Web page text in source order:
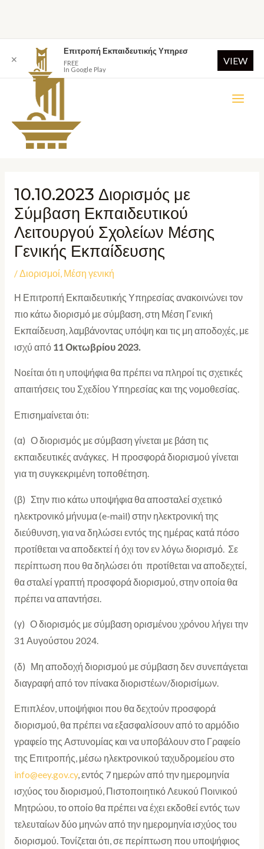
10.10.2023 Διορισμός με
Σύμβαση Εκπαιδευτικού
Λειτουργού Σχολείων Μέσης
Γενικής Εκπαίδευσης
/Διορισμοί, Μέση γενική
Η Επιτροπή Εκπαιδευτικής Υπηρεσίας ανακοινώνει τον
πιο κάτω διορισμό με σύμβαση, στη Μέση Γενική
Εκπαίδευση, λαμβάνοντας υπόψη και τις μη αποδοχές, με
ισχύ από 11 Οκτωβρίου 2023.
Νοείται ότι η υποψήφια θα πρέπει να πληροί τις σχετικές
απαιτήσεις του Σχεδίου Υπηρεσίας και της νομοθεσίας.
Επισημαίνεται ότι:
(α) Ο διορισμός με σύμβαση γίνεται με βάση τις
εκπαιδευτικές ανάγκες. Η προσφορά διορισμού γίνεται
για τη συγκεκριμένη τοποθέτηση.
(β) Στην πιο κάτω υποψήφια θα αποσταλεί σχετικό
ηλεκτρονικό μήνυμα (e-mail) στην ηλεκτρονική της
διεύθυνση, για να δηλώσει εντός της ημέρας κατά πόσο
προτίθεται να αποδεκτεί ή όχι τον εν λόγω διορισμό. Σε
περίπτωση που θα δηλώσει ότι προτίθεται να αποδεχτεί,
θα σταλεί γραπτή προσφορά διορισμού, στην οποία θα
πρέπει να απαντήσει.
(γ) Ο διορισμός με σύμβαση ορισμένου χρόνου λήγει την
31 Αυγούστου 2024.
(δ) Μη αποδοχή διορισμού με σύμβαση δεν συνεπάγεται
διαγραφή από τον πίνακα διοριστέων/διορισίμων.
Επιπλέον, υποψήφιοι που θα δεχτούν προσφορά
διορισμού, θα πρέπει να εξασφαλίσουν από το αρμόδιο
γραφείο της Αστυνομίας και να υποβάλουν στο Γραφείο
της Επιτροπής, μέσω ηλεκτρονικού ταχυδρομείου στο
info@eey.gov.cy, εντός 7 ημερών από την ημερομηνία
ισχύος του διορισμού, Πιστοποιητικό Λευκού Ποινικού
Μητρώου, το οποίο θα πρέπει να έχει εκδοθεί εντός των
τελευταίων δύο μηνών από την ημερομηνία ισχύος του
διορισμού. Τονίζεται ότι, σε περίπτωση που υποψήφιος
✕
Επιτροπή Εκπαιδευτικής Υπηρεσ
FREE
In Google Play
VIEW